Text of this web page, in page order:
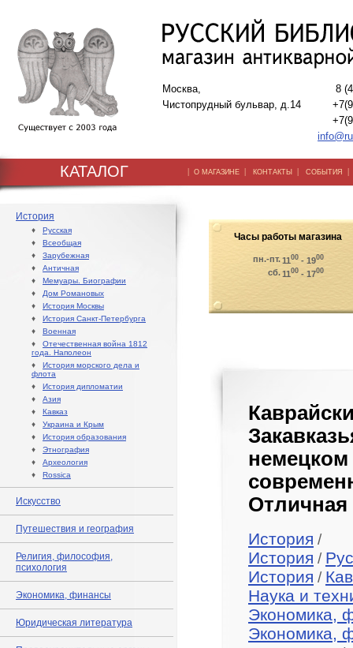
Москва,
Чистопрудный бульвар, д.14
8
КАТАЛОГ | О МАГАЗИНЕ | КОНТАКТЫ | СОБЫТИЯ
История
♦ Русская
♦ Всеобщая
♦ Зарубежная
♦ Античная
♦ Мемуары. Биографии
♦ Дом Романовых
♦ История Москвы
♦ История Санкт-Петербурга
♦ Военная
♦ Отечественная война 1812
года. Наполеон
♦ История морского дела и
флота
♦ История дипломатии
♦ Азия
♦ Кавказ
♦ Украина и Крым
♦ История образования
♦ Этнография
♦ Археология
♦ Rossica
Искусство
Путешествия и география
Религия, философия,
психология
Экономика, финансы
Юридическая литература
Часы работы магазина
пн.-пт.1100 - 1900
сб.1100 - 1700
Отличная
История /
История /
История /
Наука и
Экономика,
Экономика,